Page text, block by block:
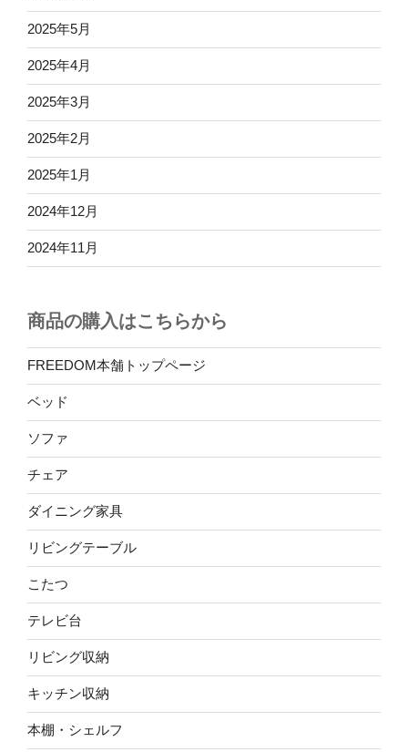
2025年5月
2025年4月
2025年3月
2025年2月
2025年1月
2024年12月
2024年11月
商品の購入はこちらから
FREEDOM本舗トップページ
ベッド
ソファ
チェア
ダイニング家具
リビングテーブル
こたつ
テレビ台
リビング収納
キッチン収納
本棚・シェルフ